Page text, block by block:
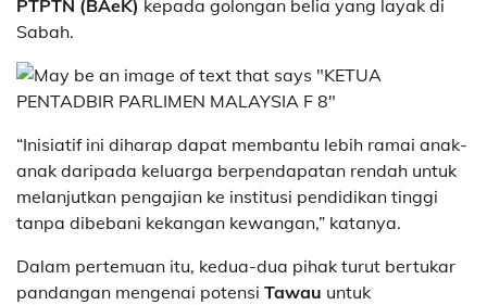
PTPTN (BAeK) kepada golongan belia yang layak di
Sabah.
“Inisiatif ini diharap dapat membantu lebih ramai anak-
anak daripada keluarga berpendapatan rendah untuk
melanjutkan pengajian ke institusi pendidikan tinggi
tanpa dibebani kekangan kewangan,” katanya.
Dalam pertemuan itu, kedua-dua pihak turut bertukar
pandangan mengenai potensi Tawau untuk